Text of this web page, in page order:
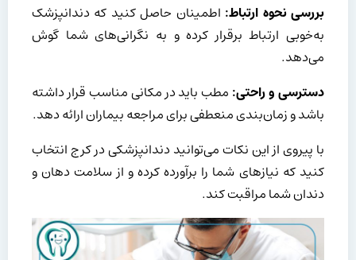
بررسی نحوه ارتباط: اطمینان حاصل کنید که دندانپزشک
به‌خوبی ارتباط برقرار کرده و به نگرانی‌های شما گوش
می‌دهد.
دسترسی و راحتی: مطب باید در مکانی مناسب قرار داشته
باشد و زمان‌بندی منعطفی برای مراجعه بیماران ارائه دهد.
با پیروی از این نکات می‌توانید دندانپزشکی در کرج انتخاب
کنید که نیازهای شما را برآورده کرده و از سلامت دهان و
دندان شما مراقبت کند.